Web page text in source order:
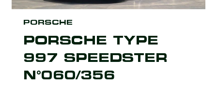
PORSCHE TYPE
997 SPEEDSTER
N°060/356
PORSCHE